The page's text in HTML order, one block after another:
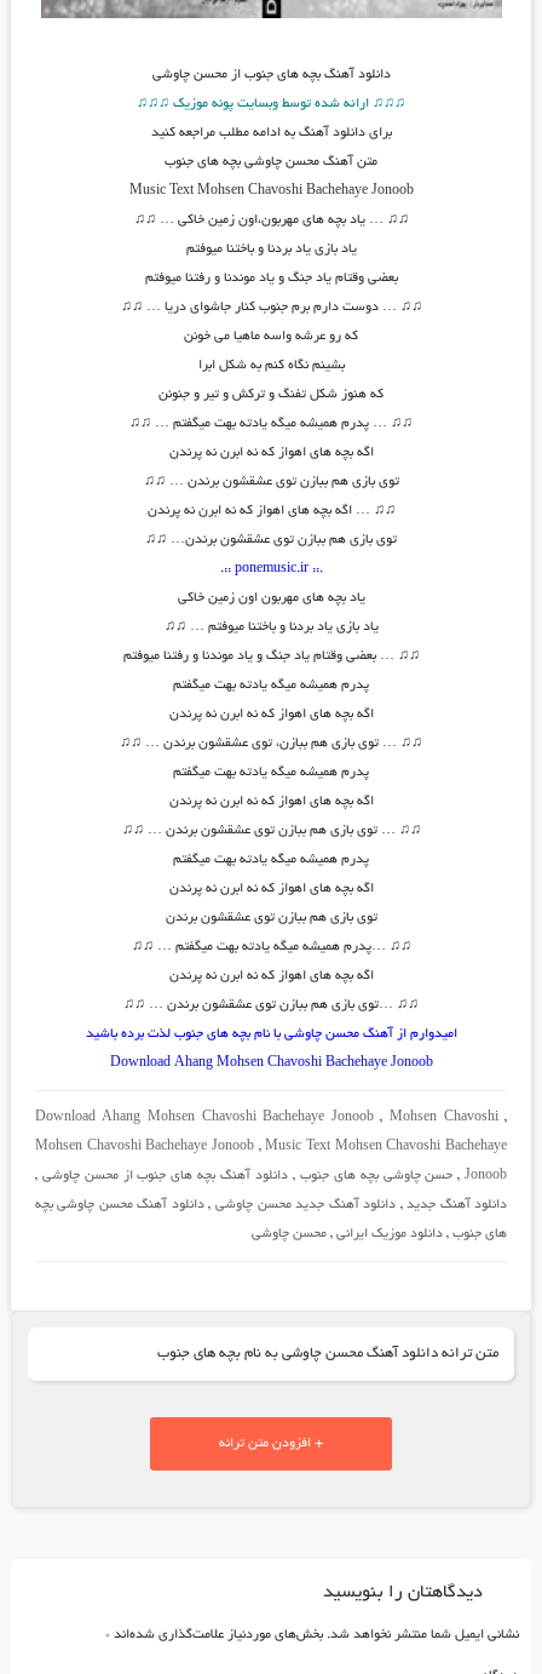
دانلود آهنگ بچه های جنوب از محسن چاوشی
♫♫♫ ارائه شده توسط وبسایت پونه موزیک ♫♫♫
برای دانلود آهنگ به ادامه مطلب مراجعه کنید
متن آهنگ محسن چاوشی بچه های جنوب
Music Text Mohsen Chavoshi Bachehaye Jonoob
♫
♫ … یاد بچه های مهربون،اون زمین خاکی … ♫♫
یاد بازی یاد بردنا و باختنا میوفتم
بعضی وقتام یاد جنگ و یاد موندنا و رفتنا میوفتم
♫
♫ … دوست دارم برم جنوب کنار جاشوای دریا … ♫♫
که رو عرشه واسه ماهیا می خونن
بشینم نگاه کنم به شکل ابرا
که هنوز شکل تفنگ و ترکش و تیر و جنونن
♫
♫ … پدرم همیشه میگه یادته بهت میگفتم … ♫♫
اگه بچه های اهواز که نه ابرن نه پرندن
توی بازی هم ببازن توی عشقشون برندن … ♫♫
♫
♫ … اگه بچه های اهواز که نه ابرن نه پرندن
توی بازی هم ببازن توی عشقشون برندن… ♫♫
.:: ponemusic.ir ::.
یاد بچه های مهربون اون زمین خاکی
یاد بازی یاد بردنا و باختنا میوفتم … ♫♫
♫
♫ … بعضی وقتام یاد جنگ و یاد موندنا و رفتنا میوفتم
پدرم همیشه میگه یادته بهت میگفتم
اگه بچه های اهواز که نه ابرن نه پرندن
♫
♫ … توی بازی هم ببازن، توی عشقشون برندن … ♫♫
پدرم همیشه میگه یادته بهت میگفتم
اگه بچه های اهواز که نه ابرن نه پرندن
♫
♫ … توی بازی هم ببازن توی عشقشون برندن … ♫♫
پدرم همیشه میگه یادته بهت میگفتم
اگه بچه های اهواز که نه ابرن نه پرندن
توی بازی هم ببازن توی عشقشون برندن
♫
♫ …پدرم همیشه میگه یادته بهت میگفتم … ♫♫
اگه بچه های اهواز که نه ابرن نه پرندن
♫
♫ …توی بازی هم ببازن توی عشقشون برندن … ♫♫
امیدوارم از آهنگ محسن چاوشی با نام بچه های جنوب لذت برده باشید
Download Ahang Mohsen Chavoshi Bachehaye Jonoob
Download Ahang Mohsen Chavoshi Bachehaye Jonoob, Mohsen Chavoshi,
Mohsen Chavoshi Bachehaye Jonoob,Music Text Mohsen Chavoshi Bachehaye
Jonoob
, حسن چاوشی بچه های جنوب , دانلود آهنگ بچه های جنوب از محسن چاوشی ,
دانلود آهنگ جدید, دانلود آهنگ جدید محسن چاوشی,دانلود آهنگ محسن چاوشی بچه
های جنوب, دانلود موزیک ایرانی, محسن چاوشی
متن ترانه دانلود آهنگ محسن چاوشی به نام بچه های جنوب
+ افزودن متن ترانه
دیدگاهتان را بنویسید
نشانی ایمیل شما منتشر نخواهد شد. بخش‌های موردنیاز علامت‌گذاری شده‌اند *